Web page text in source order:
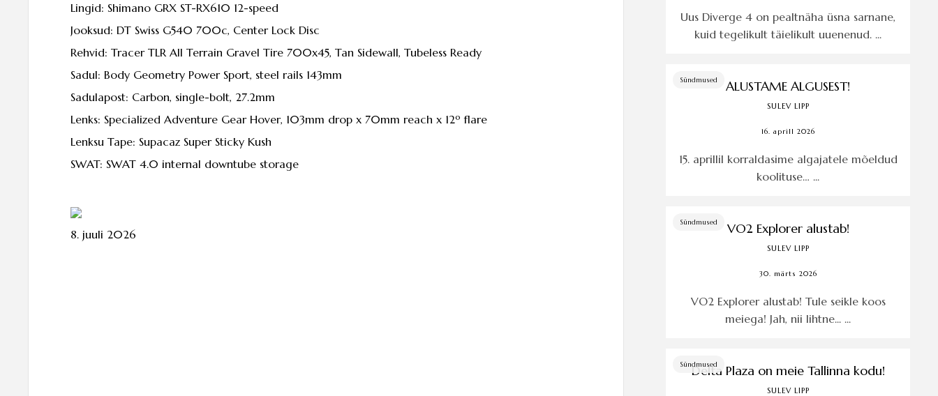
Lingid: Shimano GRX ST-RX610 12-speed
Jooksud: DT Swiss G540 700c, Center Lock Disc
Rehvid: Tracer TLR All Terrain Gravel Tire 700x45, Tan Sidewall, Tubeless Ready
Sadul: Body Geometry Power Sport, steel rails 143mm
Sadulapost: Carbon, single-bolt, 27.2mm
Lenks: Specialized Adventure Gear Hover, 103mm drop x 70mm reach x 12º flare
Lenksu Tape: Supacaz Super Sticky Kush
SWAT: SWAT 4.0 internal downtube storage
8. juuli 2026
Uus Diverge 4 on pealtnäha üsna sarnane,
kuid tegelikult täielikult uuenenud. ...
Sündmused ALUSTAME ALGUSEST!
SULEV LIPP
16. aprill 2026
15. aprillil korraldasime algajatele mõeldud
koolituse… ...
Sündmused VO2 Explorer alustab!
SULEV LIPP
30. märts 2026
VO2 Explorer alustab! Tule seikle koos
meiega! Jah, nii lihtne... ...
Sündmused
Delta Plaza on meie Tallinna kodu!
SULEV LIPP